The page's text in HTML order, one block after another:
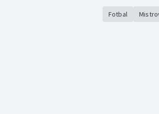
Fotbal